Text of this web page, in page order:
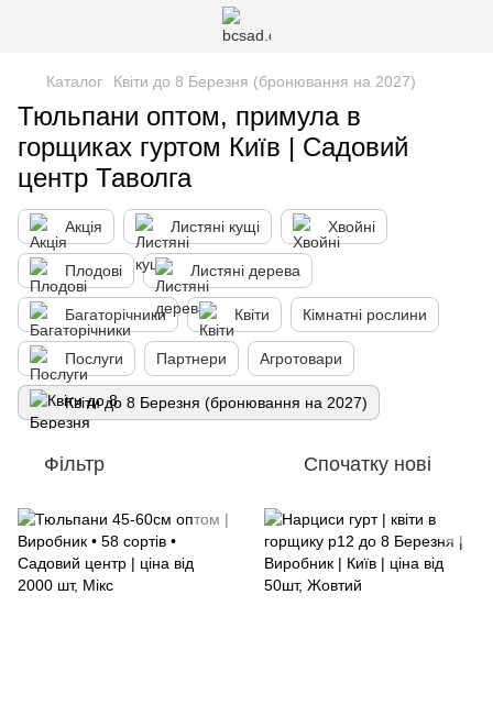
Каталог Квіти до 8 Березня (бронювання на 2027)
Тюльпани оптом, примула в
горщиках гуртом Київ | Садовий
центр Таволга
Акція Листяні кущі Хвойні
Плодові Листяні дерева
Багаторічники Квіти Кімнатні рослини
Послуги Партнери Агротовари
Квіти до 8 Березня (бронювання на 2027)
Фільтр Спочатку нові